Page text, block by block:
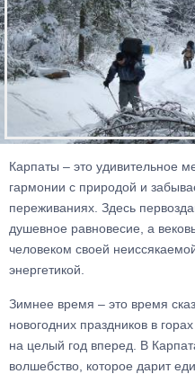
Карпаты – это удивительное
гармонии с природой и
переживаниях. Здесь
душевное равновесие, а
человеком своей
энергетикой.
Зимнее время – это время
новогодних праздников в
на целый год вперед. В
волшебство, которое дарит